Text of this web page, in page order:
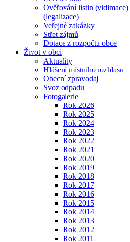
Ověřování listin (vidimace)
(legalizace)
Veřejné zakázky
Střet zájmů
Dotace z rozpočtu obce
Život v obci
Aktuality
Hlášení místního rozhlasu
Obecní zpravodaj
Svoz odpadu
Fotogalerie
Rok 2026
Rok 2025
Rok 2024
Rok 2023
Rok 2022
Rok 2021
Rok 2020
Rok 2019
Rok 2018
Rok 2017
Rok 2016
Rok 2015
Rok 2014
Rok 2013
Rok 2012
Rok 2011